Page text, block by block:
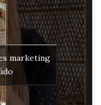
marketing